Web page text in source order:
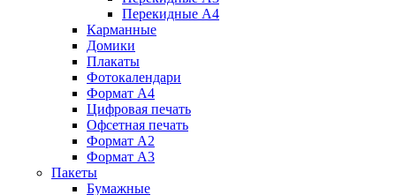
Перекидные А4
Карманные
Домики
Плакаты
Фотокалендари
Формат А4
Цифровая печать
Офсетная печать
Формат А2
Формат А3
Пакеты
Бумажные